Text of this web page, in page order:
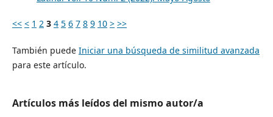
<< < 1 2 3 4 5 6 7 8 9 10 > >>
También puede Iniciar una búsqueda de similitud avanzada
para este artículo.
Artículos más leídos del mismo autor/a